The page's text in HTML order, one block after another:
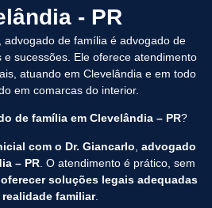
- PR
advogado de família é advogado de
sucessões. Ele oferece atendimento
atuando em Clevelândia e em todo
em comarcas do interior.
de família em Clevelândia – PR?
com o Dr. Giancarlo advogado
– PR. O atendimento é prático, sem
oferecer soluções legais adequadas
realidade familiar.